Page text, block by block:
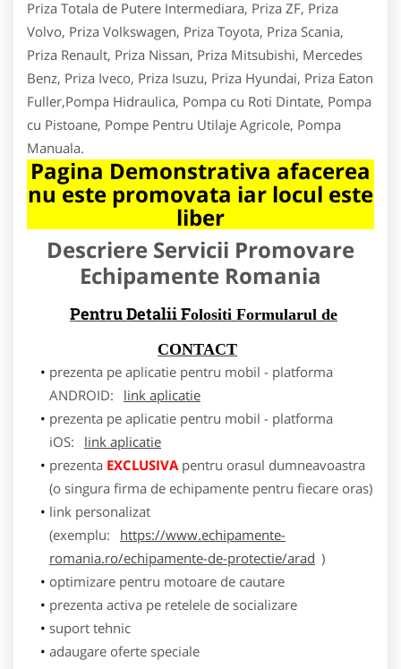
Priza Totala de Putere Intermediara, Priza ZF, Priza
Volvo, Priza Volkswagen, Priza Toyota, Priza Scania,
Priza Renault, Priza Nissan, Priza Mitsubishi, Mercedes
Benz, Priza Iveco, Priza Isuzu, Priza Hyundai, Priza Eaton
Fuller,Pompa Hidraulica, Pompa cu Roti Dintate, Pompa
cu Pistoane, Pompe Pentru Utilaje Agricole, Pompa
Manuala.
Pagina Demonstrativa afacerea
nu este promovata iar locul este
liber
Descriere Servicii Promovare
Echipamente Romania
Pentru Detalii Folositi Formularul de
CONTACT
prezenta pe aplicatie pentru mobil - platforma
ANDROID:
link aplicatie
prezenta pe aplicatie pentru mobil - platforma
iOS:
link aplicatie
prezenta EXCLUSIVApentru orasul dumneavoastra
(o singura firma de echipamente pentru fiecare oras)
link personalizat
(exemplu:
https://www.echipamente-
romania.ro/echipamente-de-protectie/arad )
optimizare pentru motoare de cautare
prezenta activa pe retelele de socializare
suport tehnic
adaugare oferte speciale